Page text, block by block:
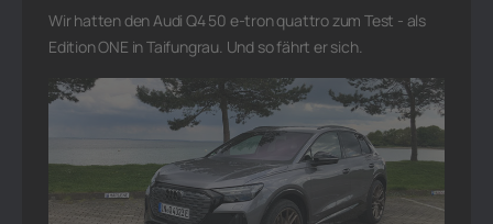
Wir hatten den Audi Q4 50 e-tron quattro zum Test - als
Edition ONE in Taifungrau. Und so fährt er sich.